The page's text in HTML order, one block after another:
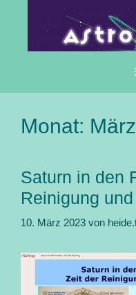
Monat:
Saturn in den
Reinigung
10. März 2023 von